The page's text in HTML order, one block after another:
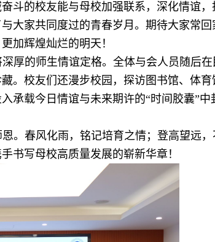
斗的校友能与母校加强联系，深化情谊，
大家共同度过的青春岁月。期待大家常
加辉煌灿烂的明天！
厚的师生情谊定格。全体与会人员随后
。校友们还漫步校园，探访图书馆、体育
承载今日情谊与未来期许的“时间胶囊”中
。春风化雨，铭记培育之情；登高望远
书写母校高质量发展的崭新华章！